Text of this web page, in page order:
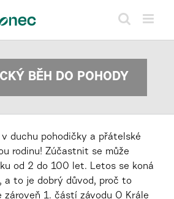
BĚH DO POHODY
duchu pohodičky a přátelské
rodinu! Zúčastnit se může
od 2 do 100 let. Letos se koná
a to je dobrý důvod, proč to
zároveň 1. částí závodu O Krále